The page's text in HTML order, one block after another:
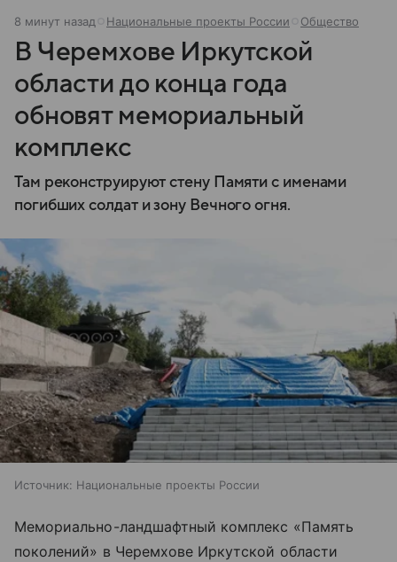
8 минут назад Национальные проекты России Общество
В Черемхове Иркутской
области до конца года
обновят мемориальный
комплекс
Там реконструируют стену Памяти с именами
погибших солдат и зону Вечного огня.
Источник: Национальные проекты России
Мемориально-ландшафтный комплекс «Память
поколений» в Черемхове Иркутской области